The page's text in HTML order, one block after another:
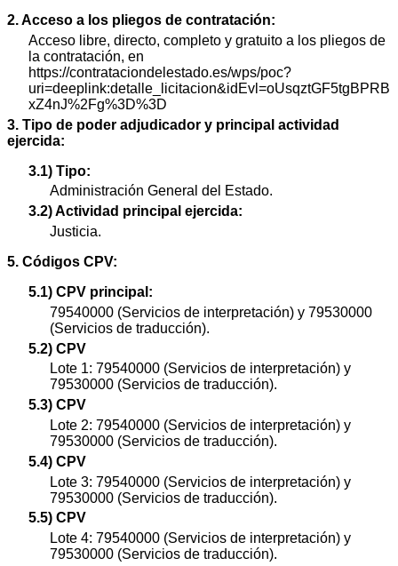
2. Acceso a los pliegos de contratación:
Acceso libre, directo, completo y gratuito a los pliegos de
la contratación, en
https://contrataciondelestado.es/wps/poc?
uri=deeplink:detalle_licitacion&idEvl=oUsqztGF5tgBPRB
xZ4nJ%2Fg%3D%3D
3. Tipo de poder adjudicador y principal actividad
ejercida:
3.1) Tipo:
Administración General del Estado.
3.2) Actividad principal ejercida:
Justicia.
5. Códigos CPV:
5.1) CPV principal:
79540000 (Servicios de interpretación) y 79530000
(Servicios de traducción).
5.2) CPV
Lote 1: 79540000 (Servicios de interpretación) y
79530000 (Servicios de traducción).
5.3) CPV
Lote 2: 79540000 (Servicios de interpretación) y
79530000 (Servicios de traducción).
5.4) CPV
Lote 3: 79540000 (Servicios de interpretación) y
79530000 (Servicios de traducción).
5.5) CPV
Lote 4: 79540000 (Servicios de interpretación) y
79530000 (Servicios de traducción).